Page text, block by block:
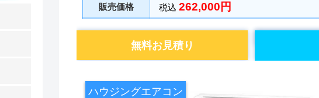
販売価格 税込 262,000円
無料お見積り
ハウジングエアコン